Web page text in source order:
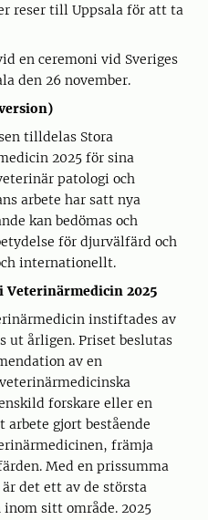
reser till Uppsala för att ta
en ceremoni vid Sveriges
den 26 november.
tilldelas Stora
2025 för sina
patologi och
arbete har satt nya
kan bedömas och
för djurvälfärd och
internationellt.
Veterinärmedicin 2025
instiftades av
ut årligen. Priset beslutas
av en
forskare eller en
arbete gjort bestående
främja
Med en prissumma
det ett av de största
sitt område. 2025